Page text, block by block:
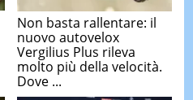
Non basta rallentare: il
nuovo autovelox
Vergilius Plus rileva
molto più della velocità.
Dove ...